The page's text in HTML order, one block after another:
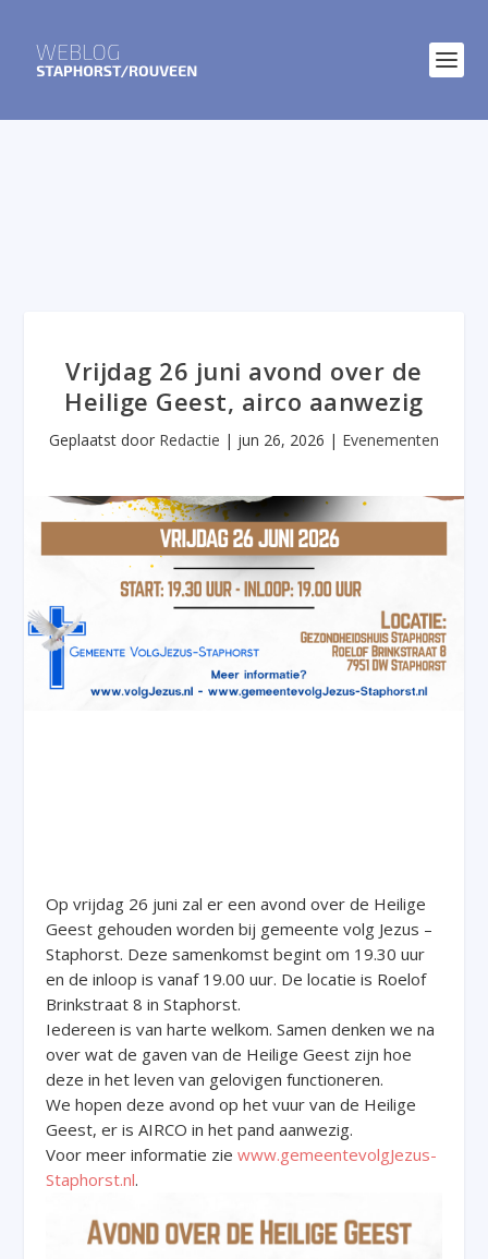
Vrijdag 26 juni avond over de
Heilige Geest, airco aanwezig
Geplaatst door Redactie | jun 26, 2026 | Evenementen
Op vrijdag 26 juni zal er een avond over de Heilige
Geest gehouden worden bij gemeente volg Jezus –
Staphorst. Deze samenkomst begint om 19.30 uur
en de inloop is vanaf 19.00 uur. De locatie is Roelof
Brinkstraat 8 in Staphorst.
Iedereen is van harte welkom. Samen denken we na
over wat de gaven van de Heilige Geest zijn hoe
deze in het leven van gelovigen functioneren.
We hopen deze avond op het vuur van de Heilige
Geest, er is AIRCO in het pand aanwezig.
Voor meer informatie ziewww.gemeentevolgJezus-
Staphorst.nl.